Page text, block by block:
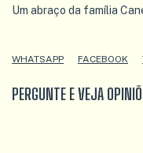
Um abraço da família
WHATSAPP FACEBOOK
PERGUNTE E VEJA